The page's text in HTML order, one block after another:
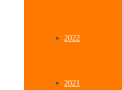
2022
2021